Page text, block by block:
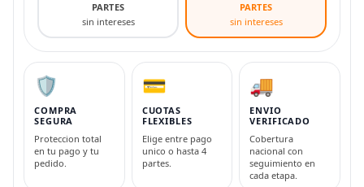
PARTES
sin intereses
PARTES
sin intereses
🛡️
COMPRA
SEGURA
Proteccion total
en tu pago y tu
pedido.
💳
CUOTAS
FLEXIBLES
Elige entre pago
unico o hasta 4
partes.
🚚
ENVIO
VERIFICADO
Cobertura
nacional con
seguimiento en
cada etapa.